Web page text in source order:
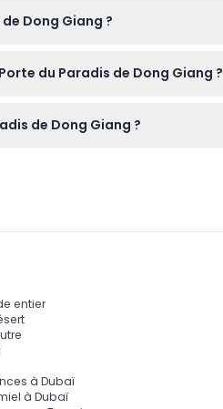
Dong Giang ?
du Paradis de Dong Giang ?
de Dong Giang ?
entier
à Dubaï
à Dubaï